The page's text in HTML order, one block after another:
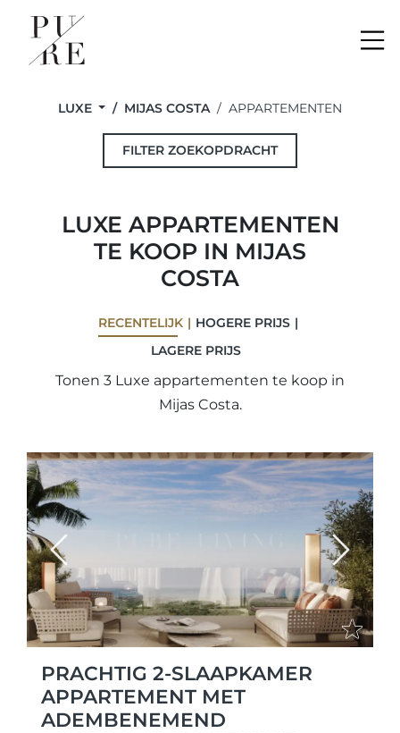
LUXE MIJAS COSTA APPARTEMENTEN
FILTER ZOEKOPDRACHT
LUXE APPARTEMENTEN
TE KOOP IN MIJAS
COSTA
RECENTELIJK
HOGERE PRIJS
LAGERE PRIJS
Tonen 3 Luxe appartementen te koop in
Mijas Costa.
Previous Next
PRACHTIG 2-SLAAPKAMER
APPARTEMENT MET
ADEMBENEMEND